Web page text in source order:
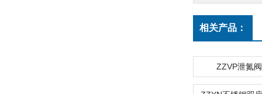
相关产品：
ZZVP泄氮